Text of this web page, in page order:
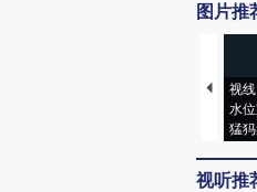
图片推
视
水
猛
视听推